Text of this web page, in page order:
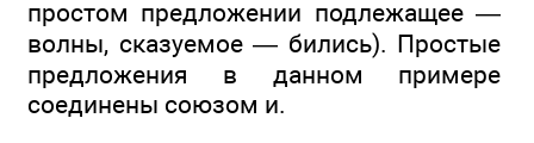
простом предложении подлежащее —
волны, сказуемое — бились). Простые
предложения в данном примере
соединены союзом и.